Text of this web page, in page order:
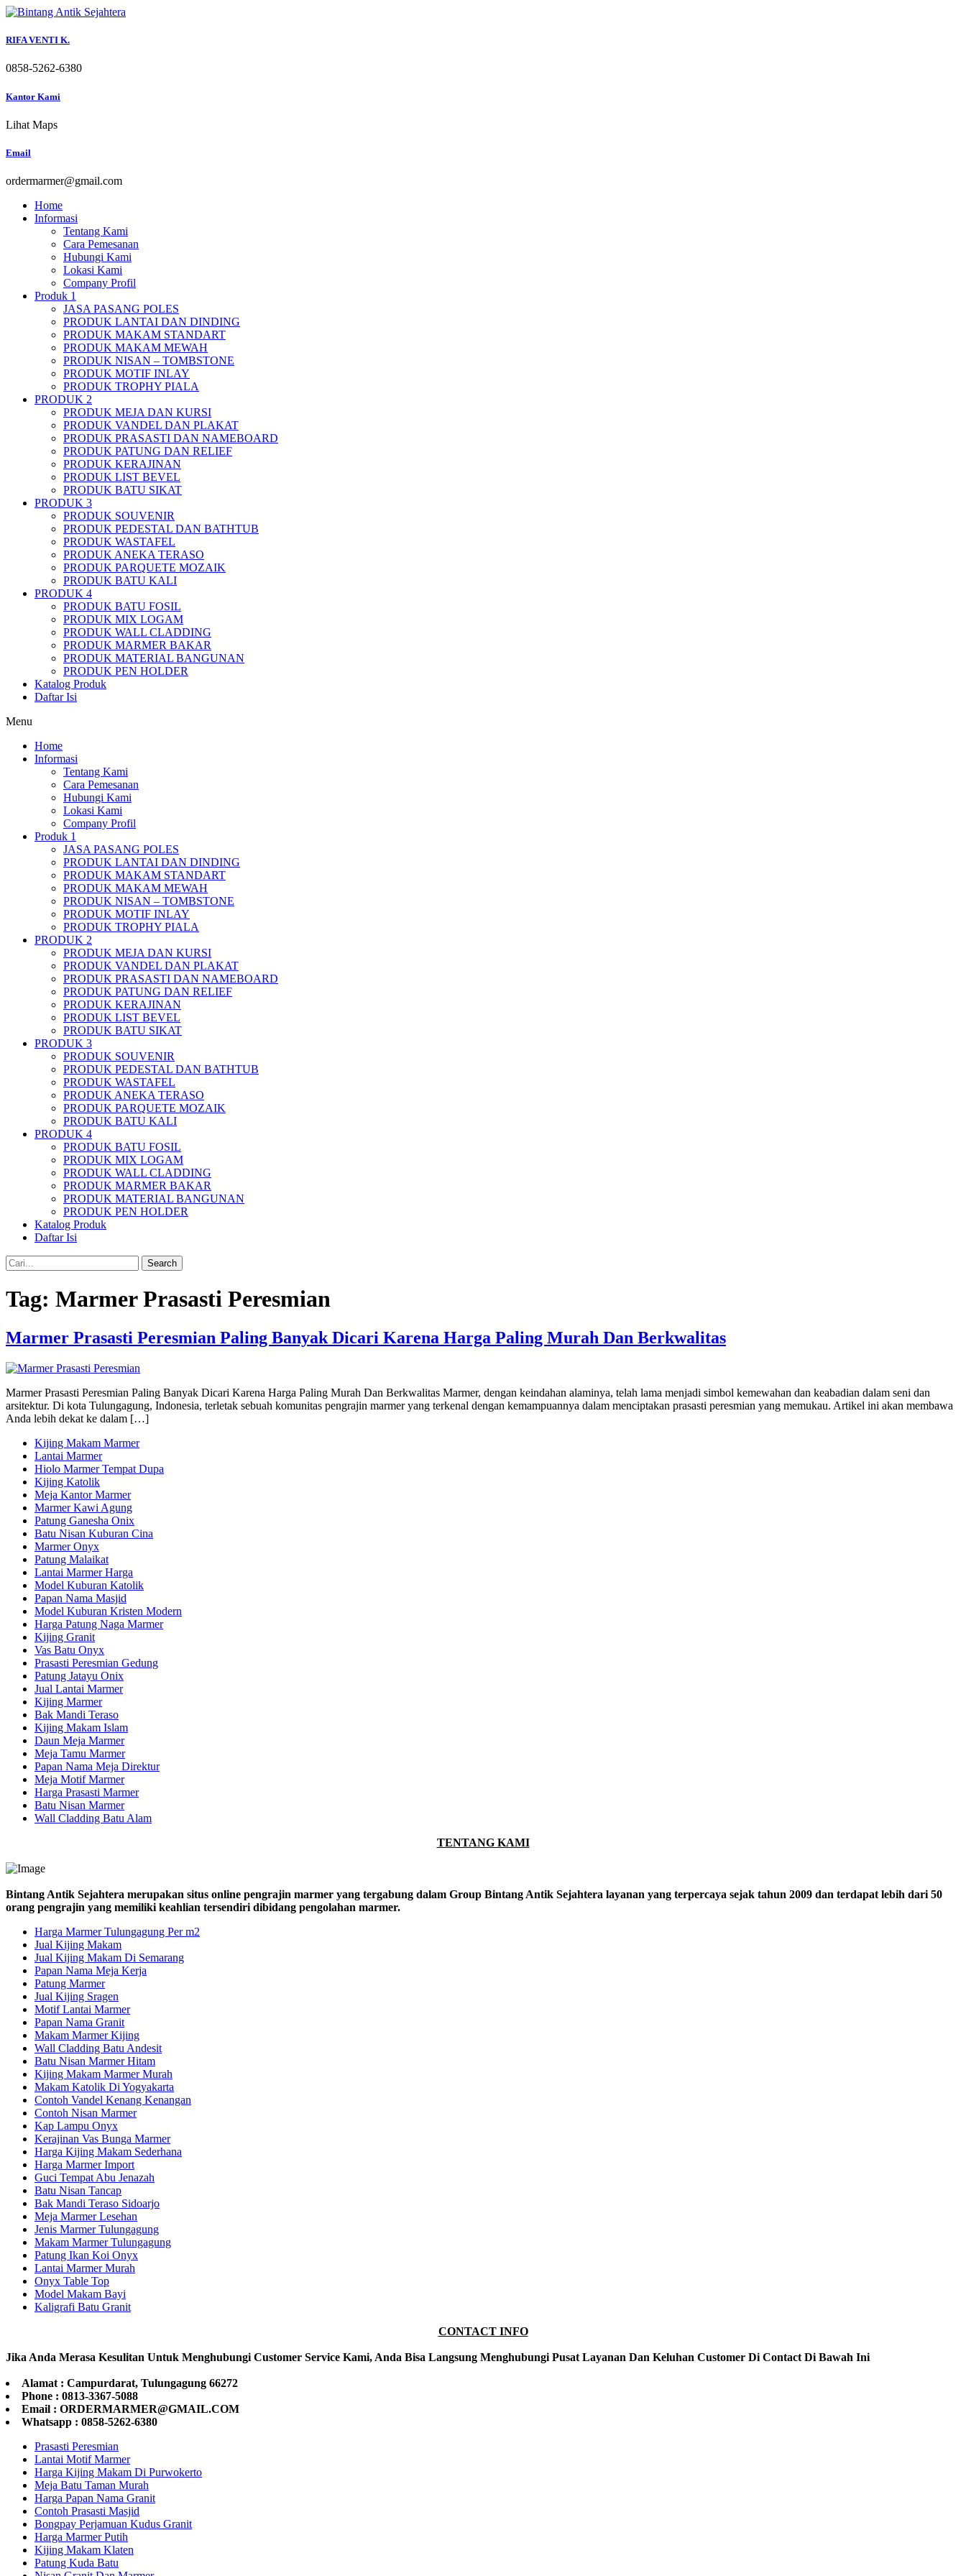
Skip
content
RIFA VENTI K.
0858-5262-6380
Kantor Kami
Lihat Maps
Email
ordermarmer@gmail.com
Home
Informasi
Tentang Kami
Cara Pemesanan
Hubungi Kami
Lokasi Kami
Company Profil
Produk 1
JASA PASANG POLES
PRODUK LANTAI DAN DINDING
PRODUK MAKAM STANDART
PRODUK MAKAM MEWAH
PRODUK NISAN – TOMBSTONE
PRODUK MOTIF INLAY
PRODUK TROPHY PIALA
PRODUK 2
PRODUK MEJA DAN KURSI
PRODUK VANDEL DAN PLAKAT
PRODUK PRASASTI DAN NAMEBOARD
PRODUK PATUNG DAN RELIEF
PRODUK KERAJINAN
PRODUK LIST BEVEL
PRODUK BATU SIKAT
PRODUK 3
PRODUK SOUVENIR
PRODUK PEDESTAL DAN BATHTUB
PRODUK WASTAFEL
PRODUK ANEKA TERASO
PRODUK PARQUETE MOZAIK
PRODUK BATU KALI
PRODUK 4
PRODUK BATU FOSIL
PRODUK MIX LOGAM
PRODUK WALL CLADDING
PRODUK MARMER BAKAR
PRODUK MATERIAL BANGUNAN
PRODUK PEN HOLDER
Katalog Produk
Daftar Isi
Menu
Home
Informasi
Tentang Kami
Cara Pemesanan
Hubungi Kami
Lokasi Kami
Company Profil
Produk 1
JASA PASANG POLES
PRODUK LANTAI DAN DINDING
PRODUK MAKAM STANDART
PRODUK MAKAM MEWAH
PRODUK NISAN – TOMBSTONE
PRODUK MOTIF INLAY
PRODUK TROPHY PIALA
PRODUK 2
PRODUK MEJA DAN KURSI
PRODUK VANDEL DAN PLAKAT
PRODUK PRASASTI DAN NAMEBOARD
PRODUK PATUNG DAN RELIEF
PRODUK KERAJINAN
PRODUK LIST BEVEL
PRODUK BATU SIKAT
PRODUK 3
PRODUK SOUVENIR
PRODUK PEDESTAL DAN BATHTUB
PRODUK WASTAFEL
PRODUK ANEKA TERASO
PRODUK PARQUETE MOZAIK
PRODUK BATU KALI
PRODUK 4
PRODUK BATU FOSIL
PRODUK MIX LOGAM
PRODUK WALL CLADDING
PRODUK MARMER BAKAR
PRODUK MATERIAL BANGUNAN
PRODUK PEN HOLDER
Katalog Produk
Daftar Isi
Search
Tag: Marmer Prasasti Peresmian
Marmer Prasasti Peresmian Paling Banyak Dicari Karena Harga Paling Murah Dan Berkwalitas
Marmer Prasasti Peresmian Paling Banyak Dicari Karena Harga Paling Murah Dan Berkwalitas Marmer, dengan keindahan alaminya, telah lama menjadi simbol kemewahan dan keabadian dalam seni dan
arsitektur. Di kota Tulungagung, Indonesia, terletak sebuah komunitas pengrajin marmer yang terkenal dengan kemampuannya dalam menciptakan prasasti peresmian yang memukau. Artikel ini akan membawa
Anda lebih dekat ke dalam […]
Kijing Makam Marmer
Lantai Marmer
Hiolo Marmer Tempat Dupa
Kijing Katolik
Meja Kantor Marmer
Marmer Kawi Agung
Patung Ganesha Onix
Batu Nisan Kuburan Cina
Marmer Onyx
Patung Malaikat
Lantai Marmer Harga
Model Kuburan Katolik
Papan Nama Masjid
Model Kuburan Kristen Modern
Harga Patung Naga Marmer
Kijing Granit
Vas Batu Onyx
Prasasti Peresmian Gedung
Patung Jatayu Onix
Jual Lantai Marmer
Kijing Marmer
Bak Mandi Teraso
Kijing Makam Islam
Daun Meja Marmer
Meja Tamu Marmer
Papan Nama Meja Direktur
Meja Motif Marmer
Harga Prasasti Marmer
Batu Nisan Marmer
Wall Cladding Batu Alam
TENTANG KAMI
Bintang Antik Sejahtera merupakan situs online pengrajin marmer yang tergabung dalam Group Bintang Antik Sejahtera layanan yang terpercaya sejak tahun 2009 dan terdapat lebih dari 50
orang pengrajin yang memiliki keahlian tersendiri dibidang pengolahan marmer.
Harga Marmer Tulungagung Per m2
Jual Kijing Makam
Jual Kijing Makam Di Semarang
Papan Nama Meja Kerja
Patung Marmer
Jual Kijing Sragen
Motif Lantai Marmer
Papan Nama Granit
Makam Marmer Kijing
Wall Cladding Batu Andesit
Batu Nisan Marmer Hitam
Kijing Makam Marmer Murah
Makam Katolik Di Yogyakarta
Contoh Vandel Kenang Kenangan
Contoh Nisan Marmer
Kap Lampu Onyx
Kerajinan Vas Bunga Marmer
Harga Kijing Makam Sederhana
Harga Marmer Import
Guci Tempat Abu Jenazah
Batu Nisan Tancap
Bak Mandi Teraso Sidoarjo
Meja Marmer Lesehan
Jenis Marmer Tulungagung
Makam Marmer Tulungagung
Patung Ikan Koi Onyx
Lantai Marmer Murah
Onyx Table Top
Model Makam Bayi
Kaligrafi Batu Granit
CONTACT INFO
Jika Anda Merasa Kesulitan Untuk Menghubungi Customer Service Kami, Anda Bisa Langsung Menghubungi Pusat Layanan Dan Keluhan Customer Di Contact Di Bawah Ini
Alamat : Campurdarat, Tulungagung 66272
Phone : 0813-3367-5088
Email : ORDERMARMER@GMAIL.COM
Whatsapp : 0858-5262-6380
Prasasti Peresmian
Lantai Motif Marmer
Harga Kijing Makam Di Purwokerto
Meja Batu Taman Murah
Harga Papan Nama Granit
Contoh Prasasti Masjid
Bongpay Perjamuan Kudus Granit
Harga Marmer Putih
Kijing Makam Klaten
Patung Kuda Batu